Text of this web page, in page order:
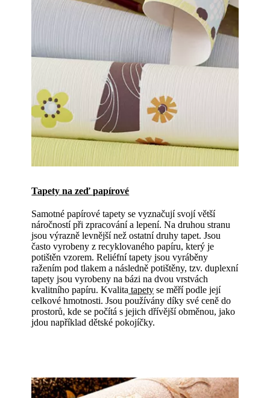
Tapety na zeď papírové
Samotné papírové tapety se vyznačují svojí větší
náročností při zpracování a lepení. Na druhou stranu
jsou výrazně levnější než ostatní druhy tapet. Jsou
často vyrobeny z recyklovaného papíru, který je
potištěn vzorem. Reliéfní tapety jsou vyráběny
ražením pod tlakem a následně potištěny, tzv. duplexní
tapety jsou vyrobeny na bázi na dvou vrstvách
kvalitního papíru. Kvalita tapety se měří podle její
celkové hmotnosti. Jsou používány díky své ceně do
prostorů, kde se počítá s jejich dřívější obměnou, jako
jdou například dětské pokojíčky.